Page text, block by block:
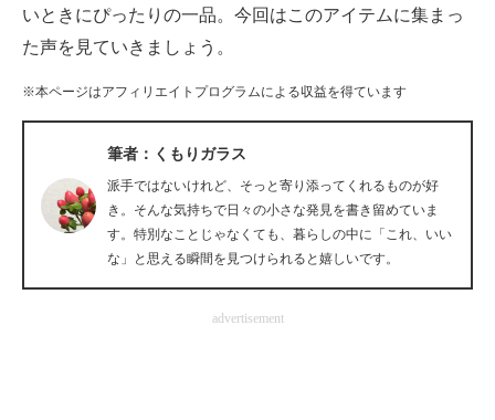
スマホと通信の最新トレンド
ビジネスと働き方のヒント
AI活用のいまが分かる
企業ITのトレンドを詳説
いときにぴったりの一品。今回はこのアイテムに集まっ
た声を見ていきましょう。
※本ページはアフィリエイトプログラムによる収益を得ています
筆者：くもりガラス
派手ではないけれど、そっと寄り添ってくれるものが好
き。そんな気持ちで日々の小さな発見を書き留めていま
す。特別なことじゃなくても、暮らしの中に「これ、いい
な」と思える瞬間を見つけられると嬉しいです。
advertisement